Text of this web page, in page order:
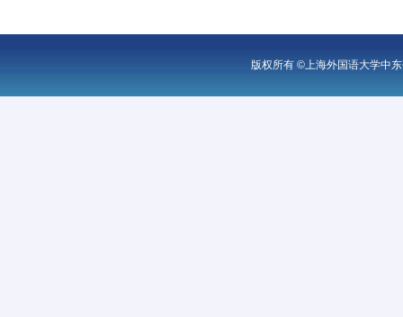
版权所有 ©上海外国语大学中